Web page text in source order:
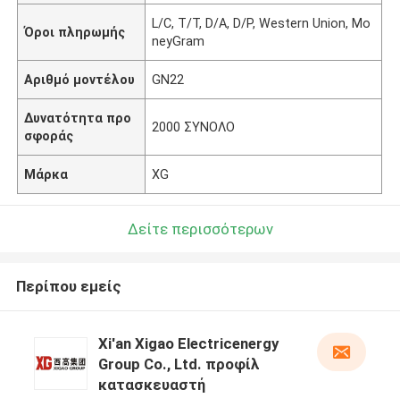
Όροι πληρωμής
L/C, T/T, D/A, D/P, Western Union, Mo
neyGram
Αριθμό μοντέλου GN22
Δυνατότητα προ
σφοράς
2000 ΣΥΝΟΛΟ
Μάρκα XG
Δείτε περισσότερων
Περίπου εμείς
Xi'an Xigao Electricenergy
Group Co., Ltd. προφίλ
κατασκευαστή